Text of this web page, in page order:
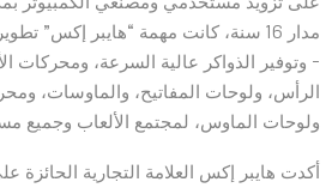
مدار 16 سنة، كانت مهمة “هايبر إكس”
– وتوفير الذواكر عالية السرعة، ومحركات
ولوحات الماوس، لمجتمع الألعاب وجميع
أكدت هايبر إكس العلامة التجارية الحائزة